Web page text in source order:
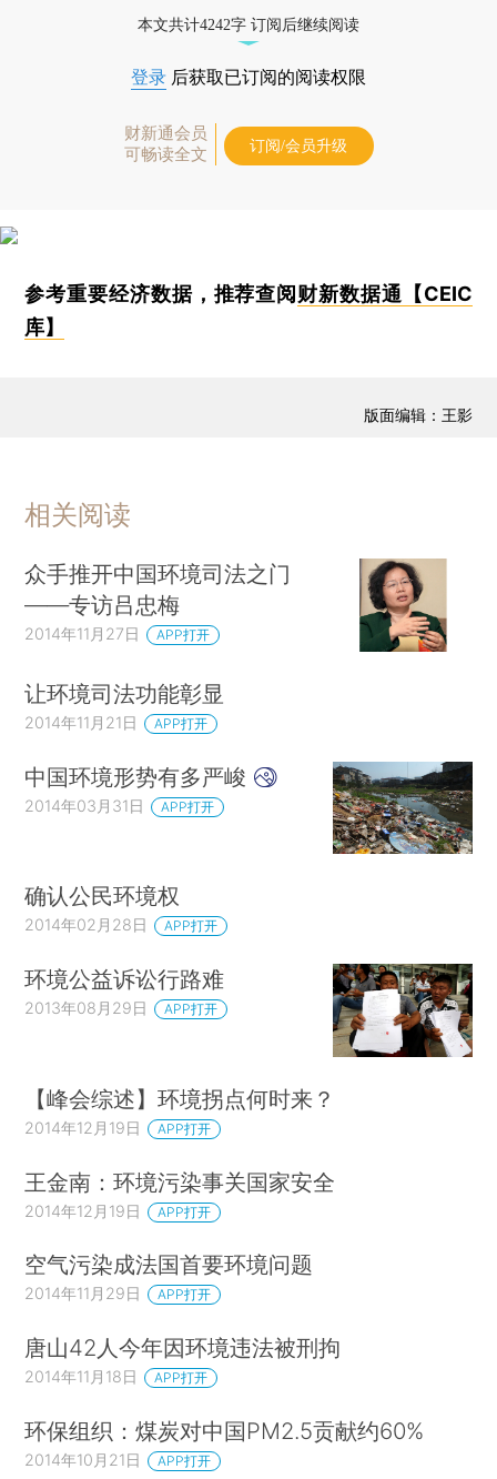
本文共计4242字 订阅后继续阅读
登录 后获取已订阅的阅读权限
财新通会员
可畅读全文
订阅/会员升级
参考重要经济数据，推荐查阅财新数据通【CEIC
库】
版面编辑：王影
相关阅读
众手推开中国环境司法之门
——专访吕忠梅
2014年11月27日 APP打开
让环境司法功能彰显
2014年11月21日 APP打开
中国环境形势有多严峻
2014年03月31日 APP打开
确认公民环境权
2014年02月28日 APP打开
环境公益诉讼行路难
2013年08月29日 APP打开
【峰会综述】环境拐点何时来？
2014年12月19日 APP打开
王金南：环境污染事关国家安全
2014年12月19日 APP打开
空气污染成法国首要环境问题
2014年11月29日 APP打开
唐山42人今年因环境违法被刑拘
2014年11月18日 APP打开
环保组织：煤炭对中国PM2.5贡献约60%
2014年10月21日 APP打开